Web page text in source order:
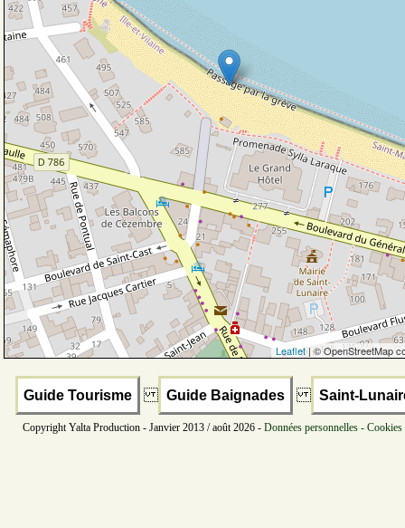
Leaflet| © OpenStreetMap
Guide Tourisme Guide Baignades Saint-
Copyright Yalta Production - Janvier 2013 / août 2026 - Données personnelles -